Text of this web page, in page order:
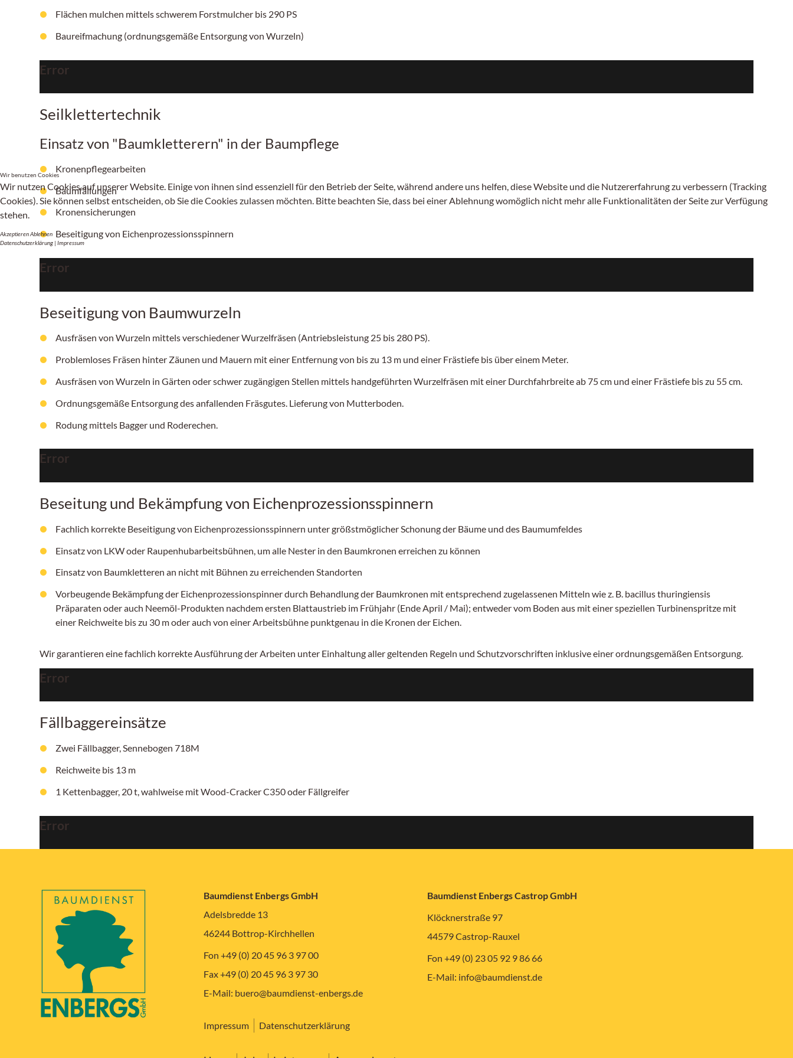
Flächen mulchen mittels schwerem Forstmulcher bis 290 PS
Baureifmachung (ordnungsgemäße Entsorgung von Wurzeln)
Error
Seilklettertechnik
Einsatz von "Baumkletterern" in der Baumpflege
Kronenpflegearbeiten
Baumfällungen
Kronensicherungen
Beseitigung von Eichenprozessionsspinnern
Error
Beseitigung von Baumwurzeln
Ausfräsen von Wurzeln mittels verschiedener Wurzelfräsen (Antriebsleistung 25 bis 280 PS).
Problemloses Fräsen hinter Zäunen und Mauern mit einer Entfernung von bis zu 13 m und einer Frästiefe bis über einem Meter.
Ausfräsen von Wurzeln in Gärten oder schwer zugängigen Stellen mittels handgeführten Wurzelfräsen mit einer Durchfahrbreite ab 75cm und einer Frästiefe bis zu 55 cm.
Ordnungsgemäße Entsorgung des anfallenden Fräsgutes. Lieferung von Mutterboden.
Rodung mittels Bagger und Roderechen.
Error
Beseitung und Bekämpfung von Eichenprozessionsspinnern
Fachlich korrekte Beseitigung von Eichenprozessionsspinnern unter größstmöglicher Schonung der Bäume und des Baumumfeldes
Einsatz von LKW oder Raupenhubarbeitsbühnen, um alle Nester in den Baumkronen erreichen zu können
Einsatz von Baumkletteren an nicht mit Bühnen zu erreichenden Standorten
Vorbeugende Bekämpfung der Eichenprozessionspinner durch Behandlung der Baumkronen mit entsprechend zugelassenen Mitteln wie z. B. bacillus thuringiensis
Präparaten oder auch Neemöl-Produkten nachdem ersten Blattaustrieb im Frühjahr (Ende April / Mai); entweder vom Boden aus mit einer speziellen Turbinenspritze mit
einer Reichweite bis zu 30 m oder auch von einer Arbeitsbühne punktgenau in die Kronen der Eichen.
Wir garantieren eine fachlich korrekte Ausführung der Arbeiten unter Einhaltung aller geltenden Regeln und Schutzvorschriften inklusive einer ordnungsgemäßen Entsorgung.
Error
Fällbaggereinsätze
Zwei Fällbagger, Sennebogen 718M
Reichweite bis 13 m
1 Kettenbagger, 20 t, wahlweise mit Wood-Cracker C350 oder Fällgreifer
Error
Baumdienst Enbergs GmbH
Adelsbredde 13
46244 Bottrop-Kirchhellen
Fon +49 (0) 20 45 96 3 97 00
Fax +49 (0) 20 45 96 3 97 30
E-Mail: buero@baumdienst-enbergs.de
Baumdienst Enbergs Castrop GmbH
Klöcknerstraße 97
44579 Castrop-Rauxel
Fon +49 (0) 23 05 92 9 86 66
E-Mail: info@baumdienst.de
Impressum Datenschutzerklärung
Wir benutzen Cookies
Wir nutzen Cookies auf unserer Website. Einige von ihnen sind essenziell für den Betrieb der Seite, während andere uns helfen, diese Website und die Nutzererfahrung zu verbessern (Tracking
Cookies). Sie können selbst entscheiden, ob Sie die Cookies zulassen möchten. Bitte beachten Sie, dass bei einer Ablehnung womöglich nicht mehr alle Funktionalitäten der Seite zur Verfügung
stehen.
AkzeptierenAblehnen
Datenschutzerklärung | Impressum